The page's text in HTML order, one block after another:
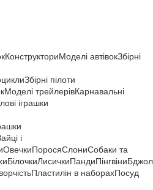
КонструкториМоделі автівокЗбірні
Збірні пілоти
Моделі трейлерівКарнавальні
іграшки
і
ОвечкиПоросяСлониСобаки та
БілочкиЛисичкиПандиПінгвіни
Пластилін в наборахПосуд